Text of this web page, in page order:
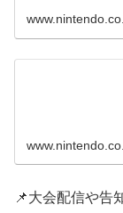
📌大会配信や告